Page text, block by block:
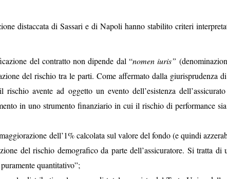
distaccata di Sassari e di Napoli hanno stabilito criteri
del contratto non dipende dal “nomen iuris”
del rischio tra le parti. Come affermato dalla giurisprudenza
avente ad oggetto un evento dell’esistenza
in uno strumento finanziario in cui il rischio di performance
dell’1% calcolata sul valore del fondo (e quindi
del rischio demografico da parte dell’assicuratore. Si tratta di
quantitativo”;